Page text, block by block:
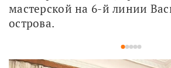
мастерской на 6-й линии
острова.
12345